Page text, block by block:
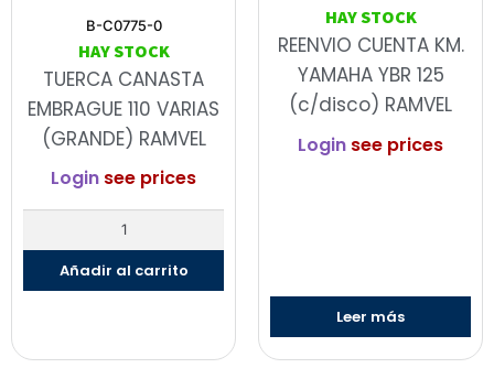
B-C0775-0
HAY STOCK
TUERCA CANASTA
EMBRAGUE 110 VARIAS
(GRANDE) RAMVEL
Login see prices
Añadir al carrito
HAY STOCK
REENVIO CUENTA KM.
YAMAHA YBR 125
(c/disco) RAMVEL
Login see prices
Leer más